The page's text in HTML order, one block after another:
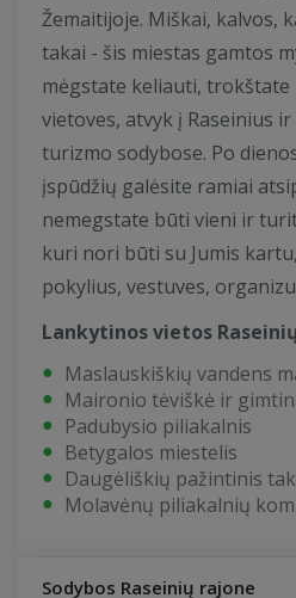
Žemaitijoje. Miškai, kalvos,
takai - šis miestas gamtos
mėgstate keliauti,
vietoves, atvyk į Raseinius
turizmo sodybose. Po
įspūdžių galėsite ramiai
nemegstate būti vieni ir
kuri nori būti su Jumis
pokylius, vestuves,
Lankytinos vietos
Maslauskiškių vandens
Maironio tėviškė ir
Padubysio piliakalnis
Betygalos miestelis
Daugėliškių pažintinis
Molavėnų piliakalnių
Sodybos Raseinių rajone